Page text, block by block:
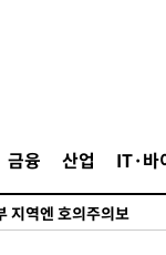
금융 산업 IT·바
…金 47.75%·鄭
번 의미보단 팀 위해 뛸
30㎜ '강한 비'[내일날
지역엔 호의주의보